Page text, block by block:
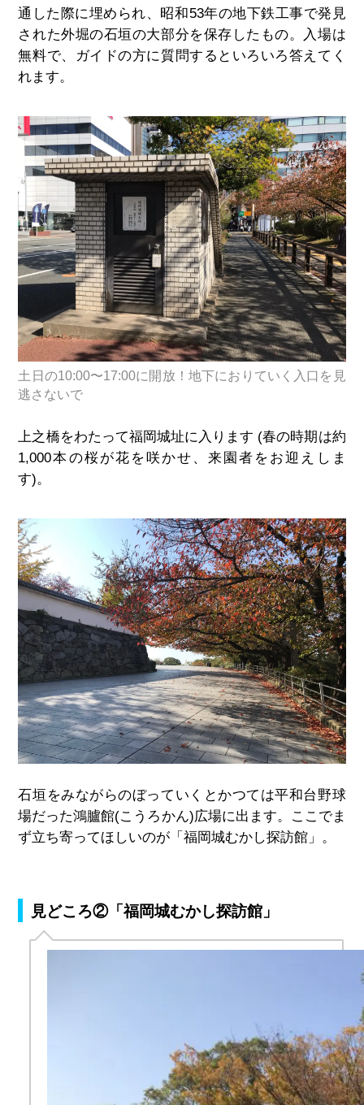
通した際に埋められ、昭和53年の地下鉄工事で発見
された外堀の石垣の大部分を保存したもの。入場は
無料で、ガイドの方に質問するといろいろ答えてく
れます。
土日の10:00〜17:00に開放！地下におりていく入口を見
逃さないで
上之橋をわたって福岡城址に入ります (春の時期は約
1,000本の桜が花を咲かせ、来園者をお迎えしま
す)。
石垣をみながらのぼっていくとかつては平和台野球
場だった鴻臚館(こうろかん)広場に出ます。
ここでま
ず立ち寄ってほしいのが「福岡城むかし探訪館」。
見どころ②「福岡城むかし探訪館」